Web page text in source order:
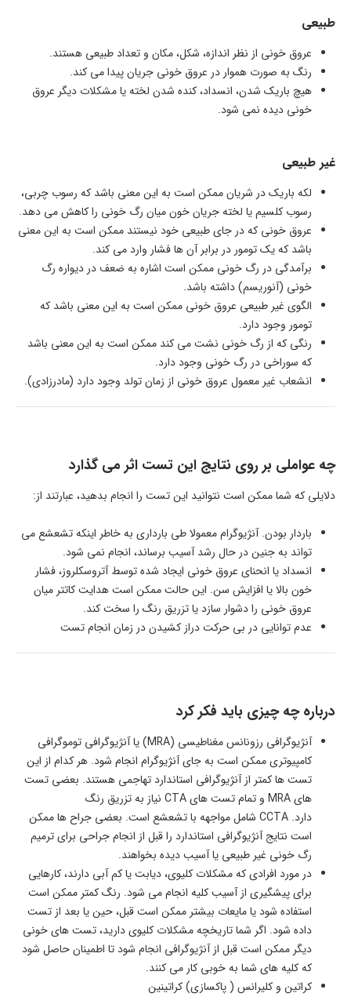
طبیعی
عروق خونی از نظر اندازه، شکل، مکان و تعداد طبیعی هستند.
رنگ به صورت هموار در عروق خونی جریان پیدا می کند.
هیچ باریک شدن، انسداد، کنده شدن لخته یا مشکلات دیگر عروق
خونی دیده نمی شود.
غیر طبیعی
لکه باریک در شریان ممکن است به این معنی باشد که رسوب چربی،
رسوب کلسیم یا لخته جریان خون میان رگ خونی را کاهش می دهد.
عروق خونی که در جای طبیعی خود نیستند ممکن است به این معنی
باشد که یک تومور در برابر آن ها فشار وارد می کند.
برآمدگی در رگ خونی ممکن است اشاره به ضعف در دیواره رگ
خونی (آنوریسم) داشته باشد.
الگوی غیر طبیعی عروق خونی ممکن است به این معنی باشد که
تومور وجود دارد.
رنگی که از رگ خونی نشت می کند ممکن است به این معنی باشد
که سوراخی در رگ خونی وجود دارد.
انشعاب غیر معمول عروق خونی از زمان تولد وجود دارد (مادرزادی).
چه عواملی بر روی نتایج این تست اثر می گذارد
دلایلی که شما ممکن است نتوانید این تست را انجام بدهید، عبارتند از:
باردار بودن. آنژیوگرام معمولا طی بارداری به خاطر اینکه تشعشع می
تواند به جنین در حال رشد آسیب برساند، انجام نمی شود.
انسداد یا انحنای عروق خونی ایجاد شده توسط آتروسکلروز، فشار
خون بالا یا افزایش سن. این حالت ممکن است هدایت کاتتر میان
عروق خونی را دشوار سازد یا تزریق رنگ را سخت کند.
عدم توانایی در بی حرکت دراز کشیدن در زمان انجام تست
درباره چه چیزی باید فکر کرد
آنژیوگرافی رزونانس مغناطیسی (MRA) یا آنژیوگرافی توموگرافی
کامپیوتری ممکن است به جای آنژیوگرام انجام شود. هر کدام از این
تست ها کمتر از آنژیوگرافی استاندارد تهاجمی هستند. بعضی تست
های MRA و تمام تست های CTA نیاز به تزریق رنگ
دارد. CCTA شامل مواجهه با تشعشع است. بعضی جراح ها ممکن
است نتایج آنژیوگرافی استاندارد را قبل از انجام جراحی برای ترمیم
رگ خونی غیر طبیعی یا آسیب دیده بخواهند.
در مورد افرادی که مشکلات کلیوی، دیابت یا کم آبی دارند، کارهایی
برای پیشگیری از آسیب کلیه انجام می شود. رنگ کمتر ممکن است
استفاده شود یا مایعات بیشتر ممکن است قبل، حین یا بعد از تست
داده شود. اگر شما تاریخچه مشکلات کلیوی دارید، تست های خونی
دیگر ممکن است قبل از آنژیوگرافی انجام شود تا اطمینان حاصل شود
که کلیه های شما به خوبی کار می کنند.
کراتین و کلیرانس ( پاکسازی) کراتینین